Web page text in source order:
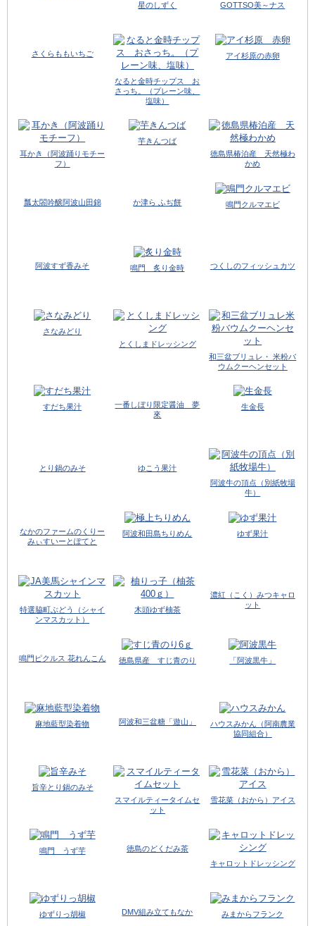
星のしずく
GOTTSO美～ナス
さくらももいちご
なると金時チップス お
さっち。（プレーン味、
塩味）
アイ杉原の赤卵
耳かき（阿波踊りモチー
フ）
芋きんつば
徳島県椿泊産 天然極わ
かめ
瓢太閤吟醸阿波山田錦 か津ら ふぢ餅 鳴門クルマエビ
阿波すず香みそ 鳴門 炙り金時 つくしのフィッシュカツ
さなみどり
とくしまドレッシング
和三盆ブリュレ・ 米粉バ
ウムクーヘンセット
すだち果汁
一番しぼり限定醤油 夢
來
生金長
とり鍋のみそ
ゆこう果汁
阿波牛の頂点（別紙牧場
牛）
なかのファームのくりー
みぃすいーとぽてと
阿波和田島ちりめん ゆず果汁
特選脇町ぶどう（シャイ
ンマスカット）
木頭ゆず柚茶
濃紅（こく）みつキャロ
ット
鳴門ピクルス 花れんこん 徳島県産 すじ青のり 「阿波黒牛」
麻地藍型染着物 阿波和三盆糖「遊山」
ハウスみかん（阿南農業
協同組合）
旨辛とり鍋のみそ
スマイルティータイムセ
ット
雪花菜（おから）アイス
鳴門 うず芋
徳島のどくだみ茶
キャロットドレッシング
ゆずりっ胡椒 DMV組み立てもなか みまからフランク